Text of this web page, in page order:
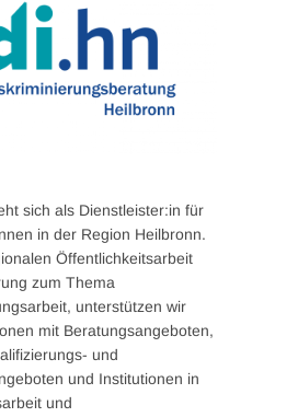
sich als Dienstleister:in für
in der Region Heilbronn.
Öffentlichkeitsarbeit
zum Thema
unterstützen wir
mit Beratungsangeboten,
und
und Institutionen in
und